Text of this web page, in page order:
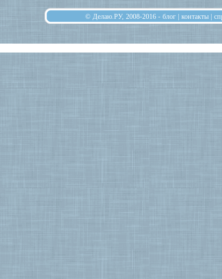
© Делаю.РУ, 2008-2016 - блог | контакты |